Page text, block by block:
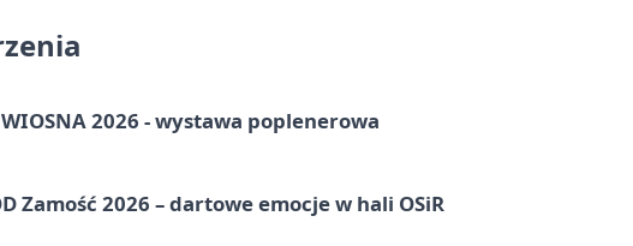
WIOSNA 2026 - wystawa poplenerowa
Zamość 2026 – dartowe emocje w hali OSiR